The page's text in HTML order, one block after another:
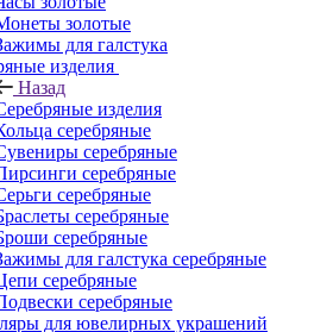
золотые
для галстука
изделия
Назад
изделия
серебряные
серебряные
серебряные
серебряные
серебряные
серебряные
для галстука серебряные
серебряные
серебряные